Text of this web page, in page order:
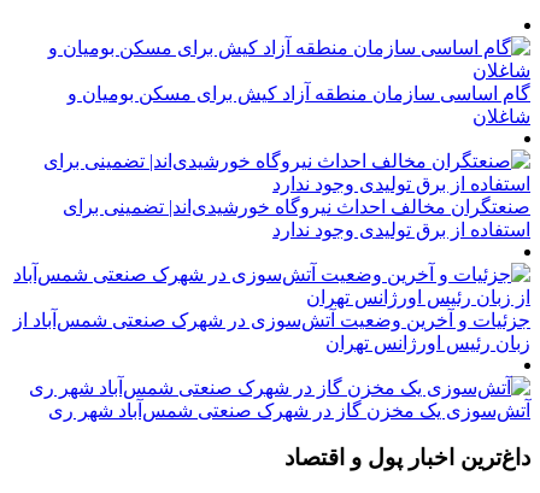
گام اساسی سازمان منطقه آزاد کیش برای مسکن بومیان و
شاغلان
صنعتگران مخالف احداث نیروگاه خورشیدی‌اند| تضمینی برای
استفاده از برق تولیدی وجود ندارد
جزئیات و آخرین وضعیت آتش‌سوزی در شهرک صنعتی شمس‌آباد از
زبان رئیس اورژانس تهران
آتش‌سوزی یک مخزن گاز در شهرک صنعتی شمس‌آباد شهر ری
داغ‌ترین اخبار پول و اقتصاد